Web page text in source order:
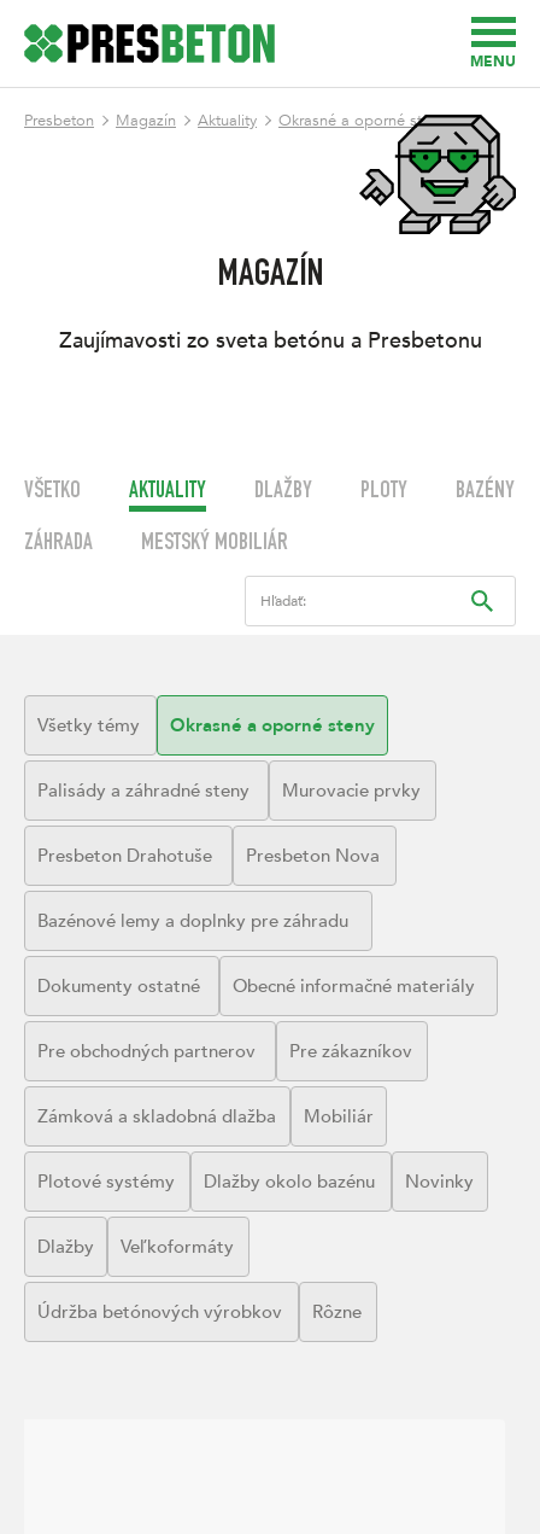
MENU
Presbeton Magazín Aktuality Okrasné a oporné steny
MAGAZÍN
Zaujímavosti zo sveta betónu a Presbetonu
VŠETKO AKTUALITY DLAŽBY PLOTY BAZÉNY
ZÁHRADA MESTSKÝ MOBILIÁR
Hľadať:
Všetky témy Okrasné a oporné steny
Palisády a záhradné steny Murovacie prvky
Presbeton Drahotuše Presbeton Nova
Bazénové lemy a doplnky pre záhradu
Dokumenty ostatné Obecné informačné materiály
Pre obchodných partnerov Pre zákazníkov
Zámková a skladobná dlažba Mobiliár
Plotové systémy Dlažby okolo bazénu Novinky
Dlažby Veľkoformáty
Údržba betónových výrobkov Rôzne